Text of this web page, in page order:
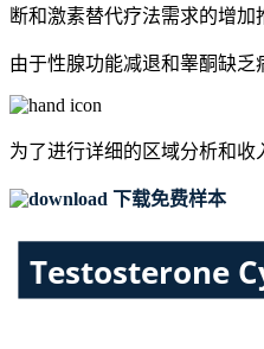
断和激素替代疗法需求的增加
由于性腺功能减退和睾酮缺乏
为了进行详细的区域分析和收
下载免费样本